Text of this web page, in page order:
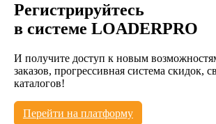
Регистрируйтесь
в системе LOADERPRO
И получите доступ к новым
заказов, прогрессивная система скидок,
каталогов!
Перейти на платформу